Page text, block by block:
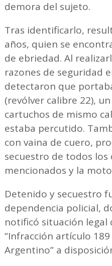
demora del sujeto.
Tras identificarlo,
años, quien se
de ebriedad. Al
razones de seguridad
detectaron que
(revólver calibre 22),
cartuchos de mismo
estaba percutido.
con vaina de cuero,
secuestro de todos los
mencionados y la
Detenido y secuestro
dependencia policial,
notificó situación
“Infracción artículo
Argentino” a